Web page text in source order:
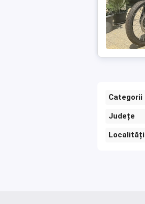
Categorii
Județe
Localități